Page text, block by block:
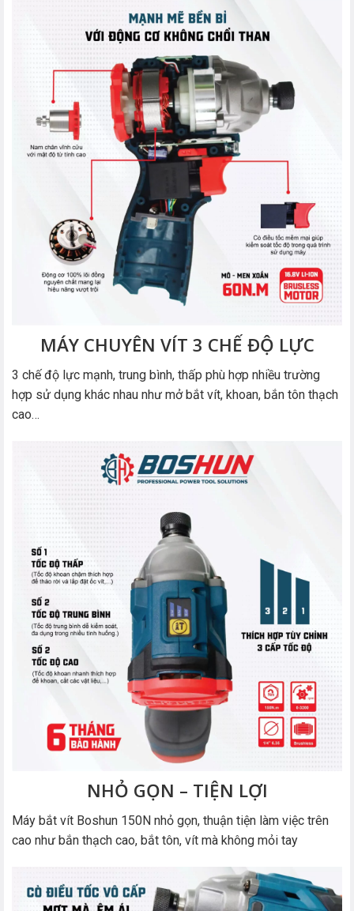
MÁY CHUYÊN VÍT 3 CHẾ ĐỘ LỰC
3 chế độ lực mạnh, trung bình, thấp phù hợp nhiều trường
hợp sử dụng khác nhau như mở bắt vít, khoan, bắn tôn thạch
cao…
NHỎ GỌN – TIỆN LỢI
Máy bắt vít Boshun 150N nhỏ gọn, thuận tiện làm việc trên
cao như bắn thạch cao, bắt tôn, vít mà không mỏi tay